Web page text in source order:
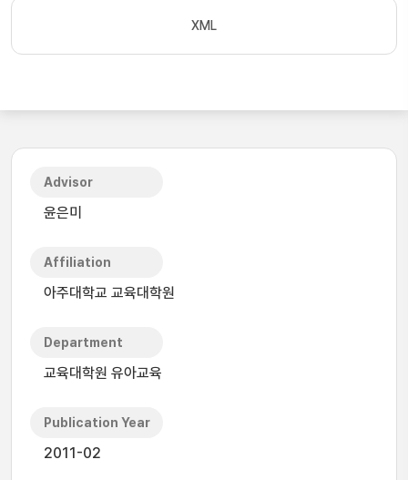
XML
Advisor
윤은미
Affiliation
아주대학교 교육대학원
Department
교육대학원 유아교육
Publication Year
2011-02